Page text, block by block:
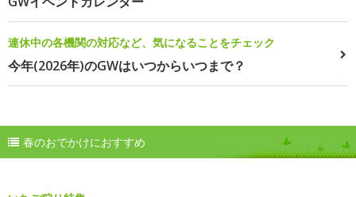
連休中の各機関の対応など、気になることをチェック
今年(2026年)のGWはいつからいつまで？
春のおでかけにおすすめ